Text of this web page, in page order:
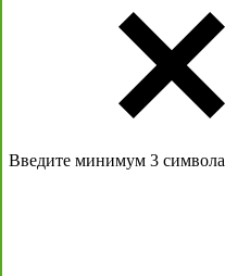
Введите минимум 3 символа